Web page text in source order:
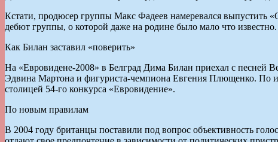
Кстати, продюсер группы Макс Фадеев намеревался выпустить
дебют группы, о которой даже на родине было мало что известно.
Как Билан заставил «поверить»
На «Евровидене-2008» в Белград Дима Билан приехал с песней
Эдвина Мартона и фигуриста-чемпиона Евгения Плющенко. По
столицей 54-го конкурса «Евровидение».
По новым правилам
В 2004 году британцы поставили под вопрос объективность